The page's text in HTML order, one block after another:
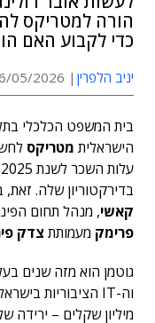
הורה למטריקס
כדי לקבוע האם
יניב הלפרין 05/2026 13:14
הישראלית מטריקס
עלות השכר לשנת 2025 של מנכ"ל החברה,
בדירקטוריון שלה.
קאשי, מנהל תחום
פרימק מעמותת צדק
גוטמן הוא מזה שנים